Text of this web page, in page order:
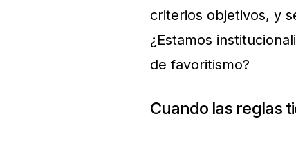
criterios objetivos, y
¿Estamos
de favoritismo?
Cuando las reglas